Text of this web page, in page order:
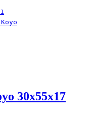
30x55x17